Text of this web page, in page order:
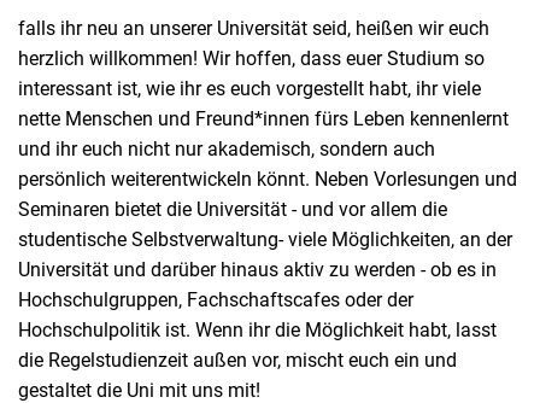
falls ihr neu an unserer Universität seid, heißen wir euch
herzlich willkommen! Wir hoffen, dass euer Studium so
interessant ist, wie ihr es euch vorgestellt habt, ihr viele
nette Menschen und Freund*innen fürs Leben kennenlernt
und ihr euch nicht nur akademisch, sondern auch
persönlich weiterentwickeln könnt. Neben Vorlesungen und
Seminaren bietet die Universität - und vor allem die
studentische Selbstverwaltung- viele Möglichkeiten, an der
Universität und darüber hinaus aktiv zu werden - ob es in
Hochschulgruppen, Fachschaftscafes oder der
Hochschulpolitik ist. Wenn ihr die Möglichkeit habt, lasst
die Regelstudienzeit außen vor, mischt euch ein und
gestaltet die Uni mit uns mit!